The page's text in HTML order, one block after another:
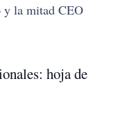
y la mitad CEO
hoja de